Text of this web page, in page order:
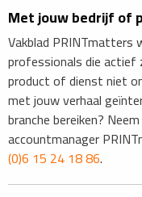
​Met jouw bedrijf of
​Vakblad PRINTmatters
professionals die actief
product of dienst niet
met jouw verhaal
branche bereiken?
accountmanager
(0)6 15 24 18 86.